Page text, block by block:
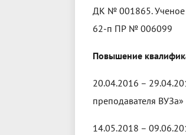
ДК № 001865. Ученое
62-п ПР № 006099
Повышение
20.04.2016 –
преподавателя
14.05.2018 –